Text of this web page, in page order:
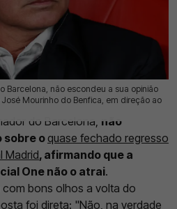
Barcelona, não escondeu a sua opinião
Mourinho do Benfica, em direção ao
do Barcelona, não
sobre o quase fechado regresso
Madrid, afirmando que a
One não o atrai.
bons olhos a volta do
foi direta: "Não, na verdade